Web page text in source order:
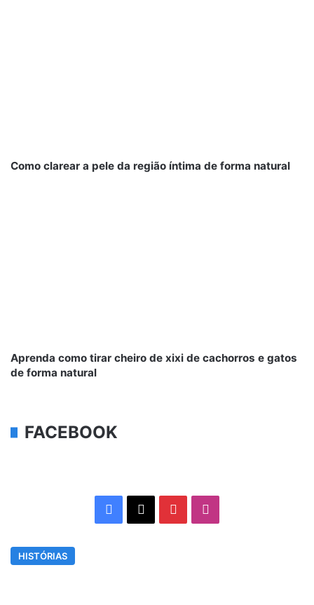
Como clarear a pele da região íntima de forma natural
Aprenda como tirar cheiro de xixi de cachorros e gatos
de forma natural
FACEBOOK
Facebook
X Pinterest
HISTÓRIAS